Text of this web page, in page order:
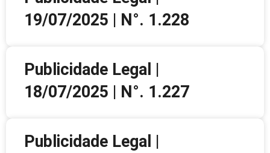
19/07/2025 | N°. 1.228
Publicidade Legal |
18/07/2025 | N°. 1.227
Publicidade Legal |